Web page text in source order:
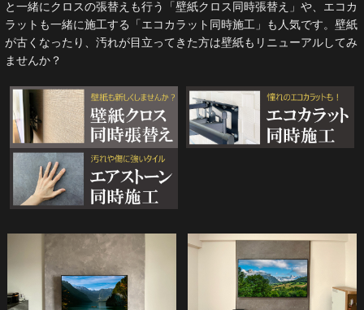
と一緒にクロスの張替えも行う「壁紙クロス同時張替え」や、エコカ
ラットも一緒に施工する「エコカラット同時施工」も人気です。壁紙
が古くなったり、汚れが目立ってきた方は壁紙もリニューアルしてみ
ませんか？